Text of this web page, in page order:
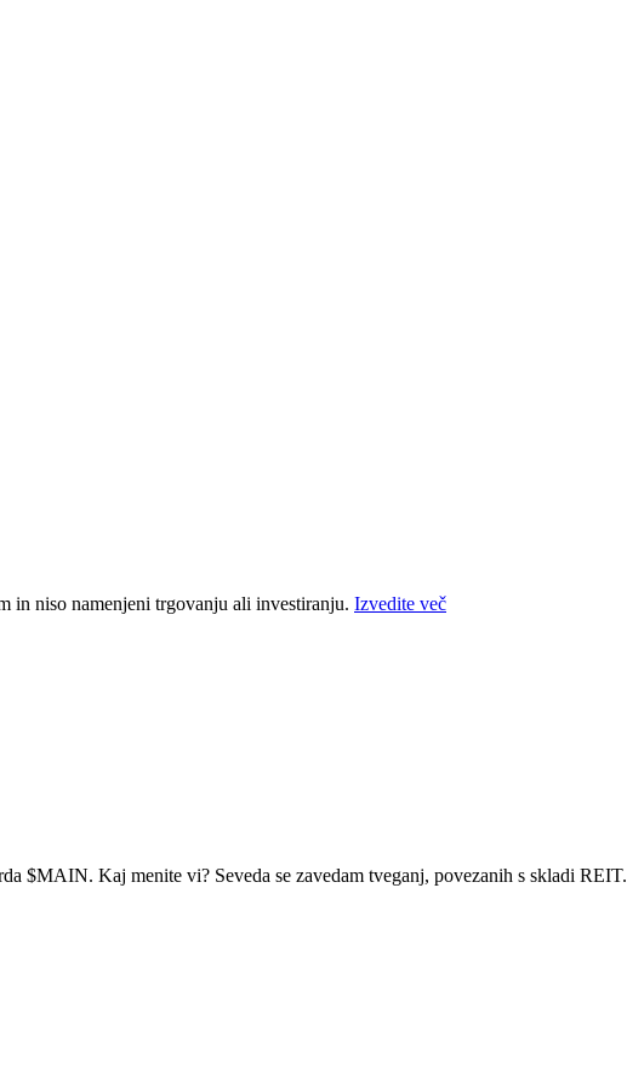
in niso namenjeni trgovanju ali investiranju. Izvedite več
$MAIN. Kaj menite vi? Seveda se zavedam tveganj, povezanih s skladi REIT.